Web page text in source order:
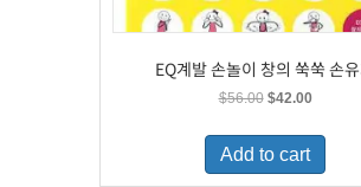
EQ계발 손놀이 창의 쑥쑥 손
$56.00 Original
was:
$56.00.
$42.00Current
is:
$42.00.
Add to cart